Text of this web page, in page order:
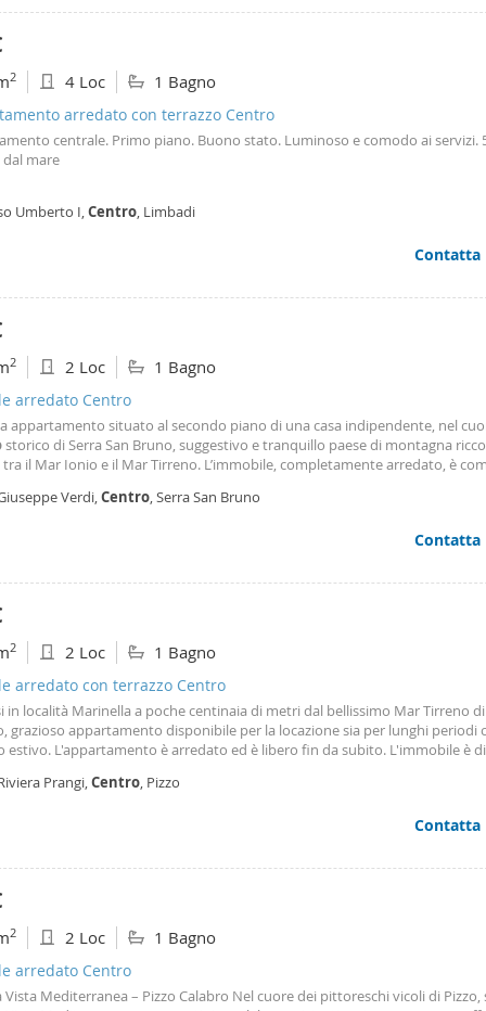
2 4 Loc 1 Bagno
arredato con terrazzo Centro
centrale. Primo piano. Buono stato. Luminoso e comodo ai servizi.
mare
Umberto I,Centro, Limbadi
Contatta
2 2 Loc 1 Bagno
arredato Centro
appartamento situato al secondo piano di una casa indipendente, nel
storico di Serra San Bruno, suggestivo e tranquillo paese di montagna
il Mar Ionio e il Mar Tirreno. L’immobile, completamente arredato, è
due balconi (uno esposto a sud
Verdi,Centro, Serra San Bruno
Contatta
2 2 Loc 1 Bagno
arredato con terrazzo Centro
in località Marinella a poche centinaia di metri dal bellissimo Mar Tirreno di
grazioso appartamento disponibile per la locazione sia per lunghi periodi
estivo. L'appartamento è arredato ed è libero fin da subito. L'immobile è
Prangi,Centro, Pizzo
Contatta
2 2 Loc 1 Bagno
arredato Centro
Vista Mediterranea – Pizzo Calabro Nel cuore dei pittoreschi vicoli di Pizzo,